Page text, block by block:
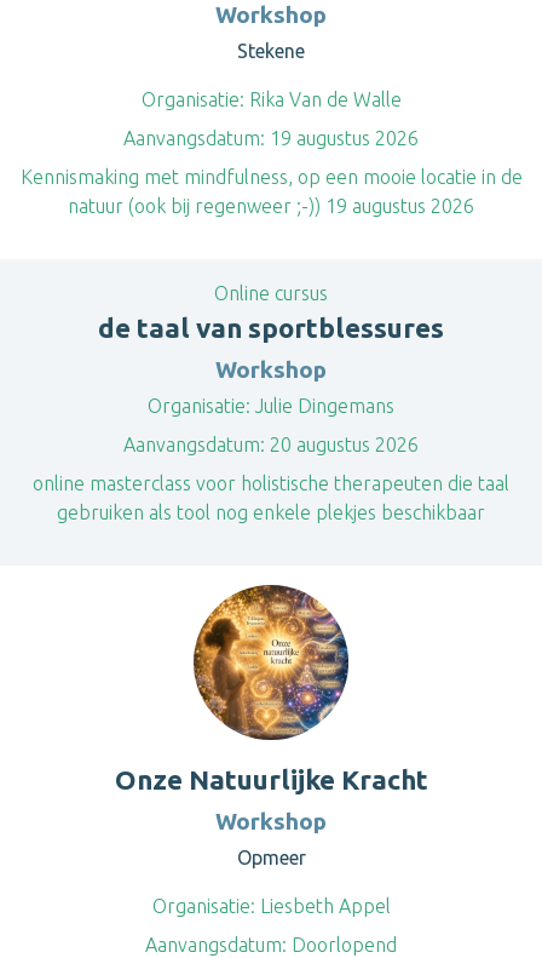
Workshop
Stekene
Organisatie: Rika Van de Walle
Aanvangsdatum: 19 augustus 2026
Kennismaking met mindfulness, op een mooie locatie in de
natuur (ook bij regenweer ;-)) 19 augustus 2026
Online cursus
de taal van sportblessures
Workshop
Organisatie: Julie Dingemans
Aanvangsdatum: 20 augustus 2026
online masterclass voor holistische therapeuten die taal
gebruiken als tool nog enkele plekjes beschikbaar
Onze Natuurlijke Kracht
Workshop
Opmeer
Organisatie: Liesbeth Appel
Aanvangsdatum: Doorlopend